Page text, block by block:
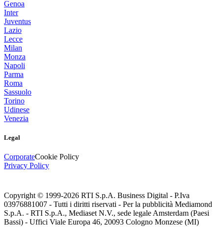
Genoa
Inter
Juventus
Lazio
Lecce
Milan
Monza
Napoli
Parma
Roma
Sassuolo
Torino
Udinese
Venezia
Legal
CorporateCookie Policy
Privacy Policy
Copyright © 1999-2026 RTI S.p.A. Business Digital - P.Iva
03976881007 - Tutti i diritti riservati - Per la pubblicità Mediamond
S.p.A. - RTI S.p.A., Mediaset N.V., sede legale Amsterdam (Paesi
Bassi) - Uffici Viale Europa 46, 20093 Cologno Monzese (MI)